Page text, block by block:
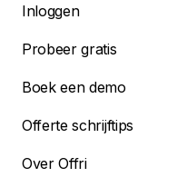
Inloggen
Probeer gratis
Boek een demo
Offerte schrijftips
Over Offri